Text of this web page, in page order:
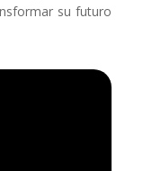
su futuro